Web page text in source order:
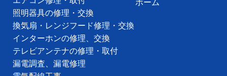
照明器具の修理・交換
換気扇・レンジフード修理・交換
インターホンの修理、交換
テレビアンテナの修理・取付
漏電調査、漏電修理